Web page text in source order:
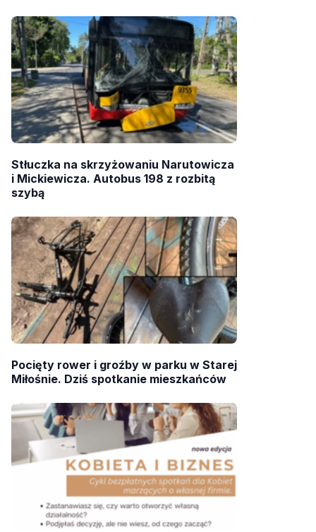
Stłuczka na skrzyżowaniu Narutowicza
i Mickiewicza. Autobus 198 z rozbitą
szybą
Pocięty rower i groźby w parku w Starej
Miłośnie. Dziś spotkanie mieszkańców